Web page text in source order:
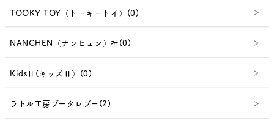
TOOKY TOY（トーキートイ）(0)
NANCHEN（ナンヒェン）社(0)
KidsⅡ(キッズⅡ）(0)
ラトル工房ブータレブー(2)